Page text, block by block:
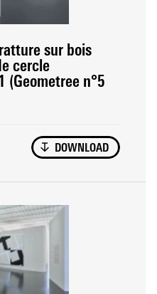
sur bois
cercle
(Geometree n°5
DOWNLOAD